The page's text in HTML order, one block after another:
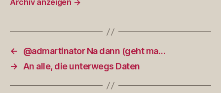
Archiv anzeigen →
←
@admartinator Na dann (geht ma…
→
An alle, die unterwegs Daten